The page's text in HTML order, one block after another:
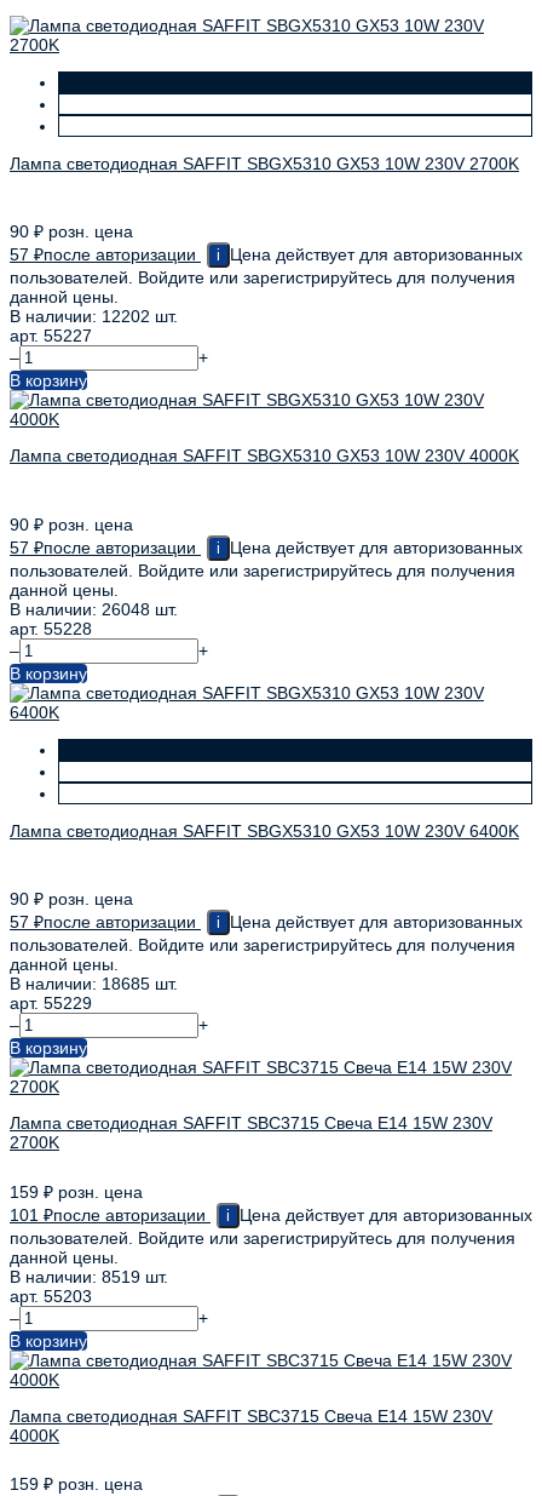
Лампа светодиодная SAFFIT SBGX5310 GX53 10W 230V 2700K
90 ₽ розн. цена
57 ₽после авторизации i
Цена действует для авторизованных
пользователей. Войдите или зарегистрируйтесь для получения
данной цены.
В наличии: 12202 шт.
арт. 55227
–
+
В корзину
Лампа светодиодная SAFFIT SBGX5310 GX53 10W 230V 4000K
90 ₽ розн. цена
57 ₽после авторизации i
Цена действует для авторизованных
пользователей. Войдите или зарегистрируйтесь для получения
данной цены.
В наличии: 26048 шт.
арт. 55228
–
+
В корзину
Лампа светодиодная SAFFIT SBGX5310 GX53 10W 230V 6400K
90 ₽ розн. цена
57 ₽после авторизации i
Цена действует для авторизованных
пользователей. Войдите или зарегистрируйтесь для получения
данной цены.
В наличии: 18685 шт.
арт. 55229
–
+
В корзину
Лампа светодиодная SAFFIT SBC3715 Свеча E14 15W 230V
2700K
159 ₽ розн. цена
101 ₽после авторизации i
Цена действует для авторизованных
пользователей. Войдите или зарегистрируйтесь для получения
данной цены.
В наличии: 8519 шт.
арт. 55203
–
+
В корзину
Лампа светодиодная SAFFIT SBC3715 Свеча E14 15W 230V
4000K
159 ₽ розн. цена